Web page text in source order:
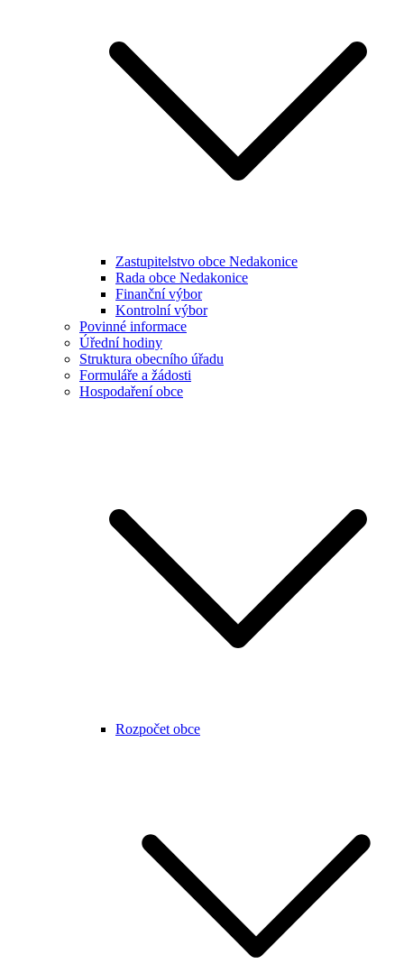
Zastupitelstvo obce Nedakonice
Rada obce Nedakonice
Finanční výbor
Kontrolní výbor
Povinné informace
Úřední hodiny
Struktura obecního úřadu
Formuláře a žádosti
Hospodaření obce
Rozpočet obce